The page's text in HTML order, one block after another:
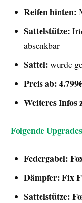
Reifen hinten:
Sattelstütze:
absenkbar
Sattel: wurde
Preis ab:
Weiteres Infos
Folgende
Federgabel:
Dämpfer: Fix
Sattelstütze: